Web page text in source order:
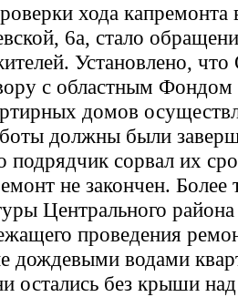
хода капремонта
6а, стало
Установлено,
с областным Фондом
домов
должны были
подрядчик сорвал их
не закончен. Более
Центрального
проведения
дождевыми водами
остались без крыши